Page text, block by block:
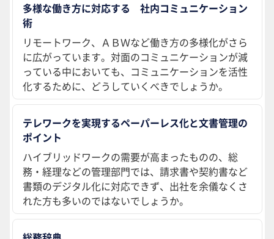
多様な働き方に対応する 社内コミュニケーション
術
リモートワーク、ＡＢＷなど働き方の多様化がさら
に広がっています。対面のコミュニケーションが減
っている中においても、コミュニケーションを活性
化するために、どうしていくべきでしょうか。
テレワークを実現するペーパーレス化と文書管理の
ポイント
ハイブリッドワークの需要が高まったものの、総
務・経理などの管理部門では、請求書や契約書など
書類のデジタル化に対応できず、出社を余儀なくさ
れた方も多いのではないでしょうか。